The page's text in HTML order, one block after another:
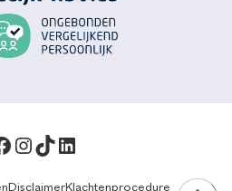
Instagram
TikTok
LinkedIn
DisclaimerKlachtenprocedure